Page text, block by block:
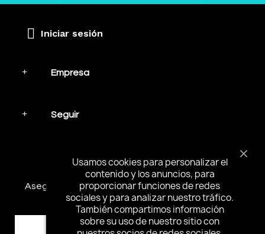
Iniciar sesión
Empresa
Seguir
Mantente en contacto
Asegúrese de suscribirse y recibir las noticias más
interesantes y ofertas especiales.
Usamos cookies para personalizar el
contenido y los anuncios, para
proporcionar funciones de redes
sociales y para analizar nuestro tráfico.
También compartimos información
sobre su uso de nuestro sitio con